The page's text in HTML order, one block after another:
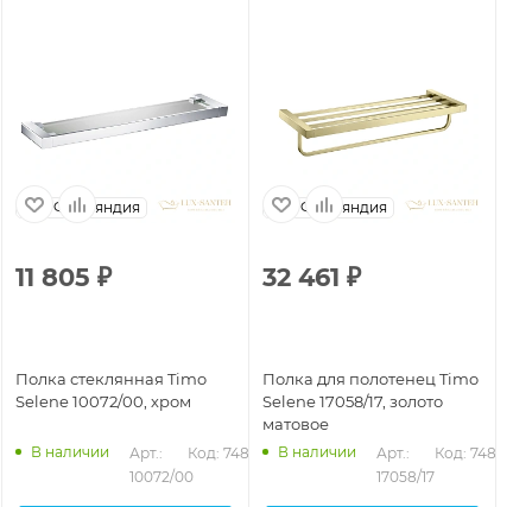
Финляндия
11 805 ₽
Полка стеклянная Timo
Selene 10072/00, хром
В наличии
Арт.:
10072/00
Код: 74893
Финляндия
32 461 ₽
Полка для полотенец Timo
Selene 17058/17, золото
матовое
В наличии
Арт.:
17058/17
Код: 74882